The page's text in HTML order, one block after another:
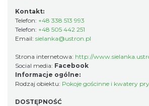
Kontakt:
Telefon: +48 338 513 993
Telefon: +48 505 442 251
Email: sielanka@ustron.pl
Strona internetowa: http://
Social media: Facebook
Informacje ogólne:
Rodzaj obiektu: Pokoje gościnne i kwatery
DOSTĘPNOŚĆ